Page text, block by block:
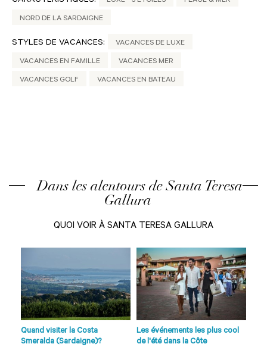
NORD DE LA SARDAIGNE
STYLES DE VACANCES: VACANCES DE LUXE
VACANCES EN FAMILLE VACANCES MER
VACANCES GOLF VACANCES EN BATEAU
Dans les alentours de Santa Teresa
Gallura
QUOI VOIR À SANTA TERESA GALLURA
Quand visiter la Costa
Smeralda (Sardaigne)?
Les événements les plus cool
de l'été dans la Côte